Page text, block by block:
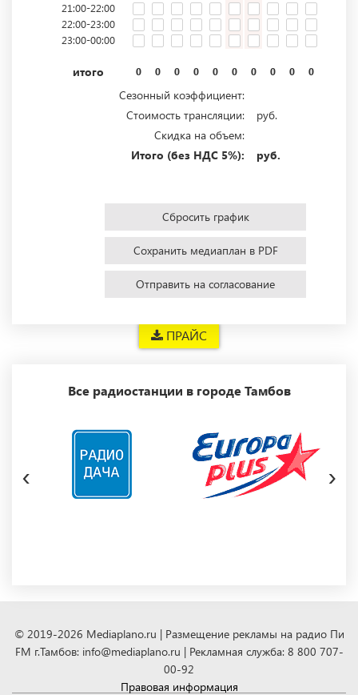
ПРАЙС
21:00-22:00
22:00-23:00
23:00-00:00
итого 0 0 0 0 0 0 0 0 0 0
Сезонный коэффициент:
Стоимость трансляции:
руб.
Скидка на объем:
Итого (без НДС 5%):
руб.
Сбросить график
Сохранить медиаплан в PDF
Отправить на согласование
Все радиостанции в городе Тамбов
‹ ›
© 2019-2026 Mediaplano.ru | Размещение рекламы на радио Пи
FM г.Тамбов: info@mediaplano.ru | Рекламная служба: 8 800 707-
00-92
Правовая информация